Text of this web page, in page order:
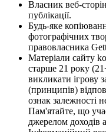
Власник веб-
публікації.
Будь-яке
фотографічних
правовласника
Матеріали сайту
старше 21 року
викликати ігрову
(принципів)
ознак залежності
Пам'ятайте, що
джерелом доходів